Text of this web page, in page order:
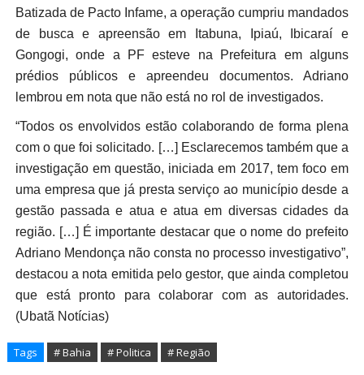
Batizada de Pacto Infame, a operação cumpriu mandados
de busca e apreensão em Itabuna, Ipiaú, Ibicaraí e
Gongogi, onde a PF esteve na Prefeitura em alguns
prédios públicos e apreendeu documentos. Adriano
lembrou em nota que não está no rol de investigados.
“Todos os envolvidos estão colaborando de forma plena
com o que foi solicitado. […] Esclarecemos também que a
investigação em questão, iniciada em 2017, tem foco em
uma empresa que já presta serviço ao município desde a
gestão passada e atua e atua em diversas cidades da
região. […] É importante destacar que o nome do prefeito
Adriano Mendonça não consta no processo investigativo”,
destacou a nota emitida pelo gestor, que ainda completou
que está pronto para colaborar com as autoridades.
(Ubatã Notícias)
Tags # Bahia # Politica # Região